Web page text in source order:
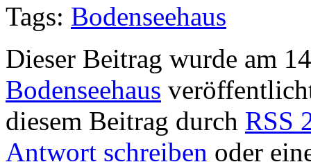
Tags: Bodenseehaus
Dieser Beitrag wurde am
Bodenseehaus
diesem Beitrag durch RSS
Antwort schreiben oder